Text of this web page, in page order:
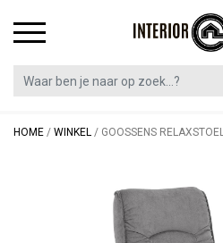
HOME / WINKEL / GOOSSENS